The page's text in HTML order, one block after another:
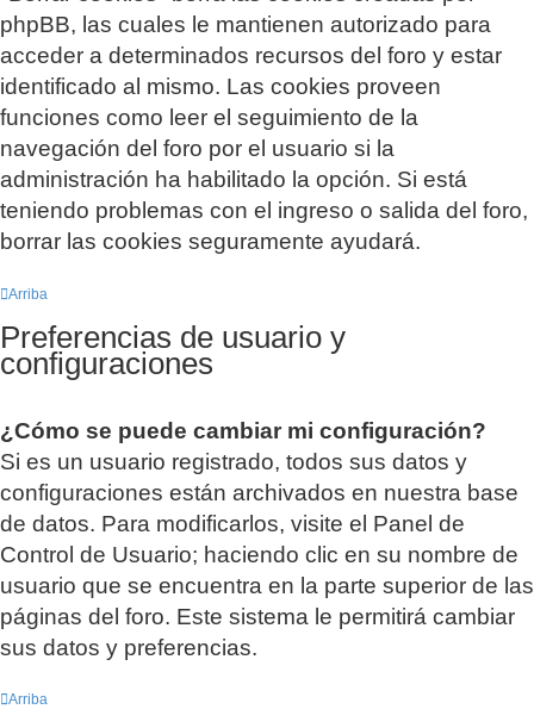
phpBB, las cuales le mantienen autorizado para
acceder a determinados recursos del foro y estar
identificado al mismo. Las cookies proveen
funciones como leer el seguimiento de la
navegación del foro por el usuario si la
administración ha habilitado la opción. Si está
teniendo problemas con el ingreso o salida del foro,
borrar las cookies seguramente ayudará.
Arriba
Preferencias de usuario y
configuraciones
¿Cómo se puede cambiar mi configuración?
Si es un usuario registrado, todos sus datos y
configuraciones están archivados en nuestra base
de datos. Para modificarlos, visite el Panel de
Control de Usuario; haciendo clic en su nombre de
usuario que se encuentra en la parte superior de las
páginas del foro. Este sistema le permitirá cambiar
sus datos y preferencias.
Arriba